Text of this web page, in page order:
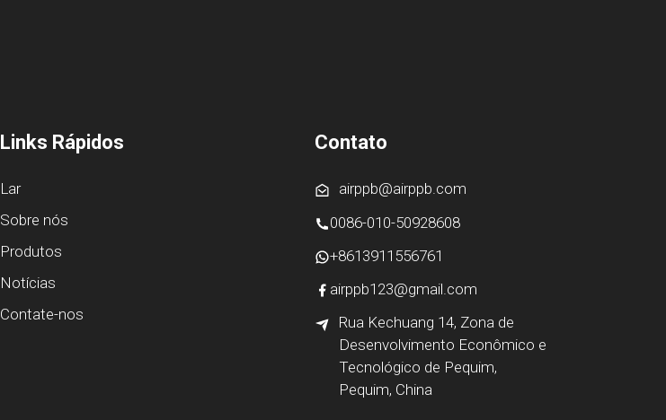
Links Rápidos
Lar
Sobre nós
Produtos
Notícias
Contate-nos
Contato
airppb@airppb.com
0086-010-50928608
+8613911556761
airppb123@gmail.com
Rua Kechuang 14, Zona de
Desenvolvimento Econômico e
Tecnológico de Pequim,
Pequim, China